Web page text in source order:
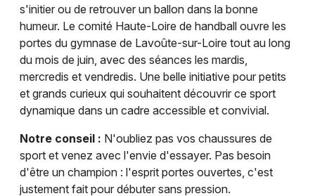
s'initier ou de retrouver un ballon dans la bonne
humeur. Le comité Haute-Loire de handball ouvre les
portes du gymnase de Lavoûte-sur-Loire tout au long
du mois de juin, avec des séances les mardis,
mercredis et vendredis. Une belle initiative pour petits
et grands curieux qui souhaitent découvrir ce sport
dynamique dans un cadre accessible et convivial.
Notre conseil : N'oubliez pas vos chaussures de
sport et venez avec l'envie d'essayer. Pas besoin
d'être un champion : l'esprit portes ouvertes, c'est
justement fait pour débuter sans pression.